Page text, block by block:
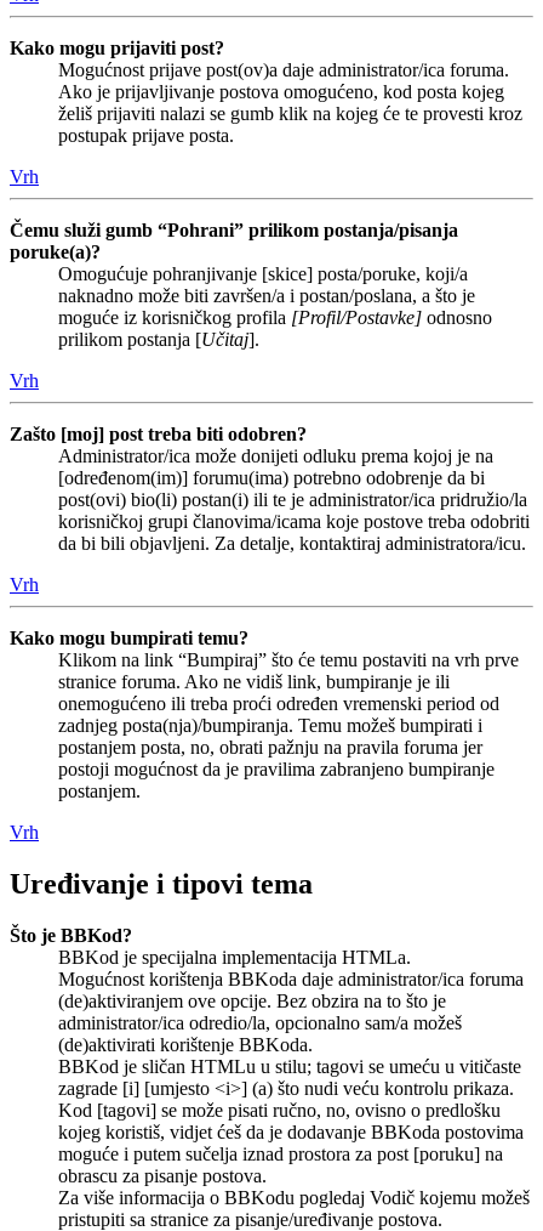
Kako mogu prijaviti post?
Mogućnost prijave post(ov)a daje administrator/ica foruma.
Ako je prijavljivanje postova omogućeno, kod posta kojeg
želiš prijaviti nalazi se gumb klik na kojeg će te provesti kroz
postupak prijave posta.
Vrh
Čemu služi gumb “Pohrani” prilikom postanja/pisanja
poruke(a)?
Omogućuje pohranjivanje [skice] posta/poruke, koji/a
naknadno može biti završen/a i postan/poslana, a što je
moguće iz korisničkog profila [Profil/Postavke] odnosno
prilikom postanja [Učitaj].
Vrh
Zašto [moj] post treba biti odobren?
Administrator/ica može donijeti odluku prema kojoj je na
[određenom(im)] forumu(ima) potrebno odobrenje da bi
post(ovi) bio(li) postan(i) ili te je administrator/ica pridružio/la
korisničkoj grupi članovima/icama koje postove treba odobriti
da bi bili objavljeni. Za detalje, kontaktiraj administratora/icu.
Vrh
Kako mogu bumpirati temu?
Klikom na link “Bumpiraj” što će temu postaviti na vrh prve
stranice foruma. Ako ne vidiš link, bumpiranje je ili
onemogućeno ili treba proći određen vremenski period od
zadnjeg posta(nja)/bumpiranja. Temu možeš bumpirati i
postanjem posta, no, obrati pažnju na pravila foruma jer
postoji mogućnost da je pravilima zabranjeno bumpiranje
postanjem.
Vrh
Uređivanje i tipovi tema
Što je BBKod?
BBKod je specijalna implementacija HTMLa.
Mogućnost korištenja BBKoda daje administrator/ica foruma
(de)aktiviranjem ove opcije. Bez obzira na to što je
administrator/ica odredio/la, opcionalno sam/a možeš
(de)aktivirati korištenje BBKoda.
BBKod je sličan HTMLu u stilu; tagovi se umeću u vitičaste
zagrade [i] [umjesto <i>] (a) što nudi veću kontrolu prikaza.
Kod [tagovi] se može pisati ručno, no, ovisno o predlošku
kojeg koristiš, vidjet ćeš da je dodavanje BBKoda postovima
moguće i putem sučelja iznad prostora za post [poruku] na
obrascu za pisanje postova.
Za više informacija o BBKodu pogledaj Vodič kojemu možeš
pristupiti sa stranice za pisanje/uređivanje postova.